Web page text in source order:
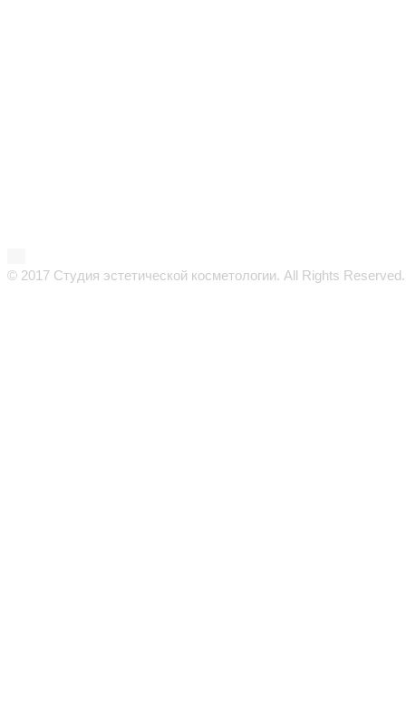
© 2017 Студия эстетической косметологии. All Rights Reserved.